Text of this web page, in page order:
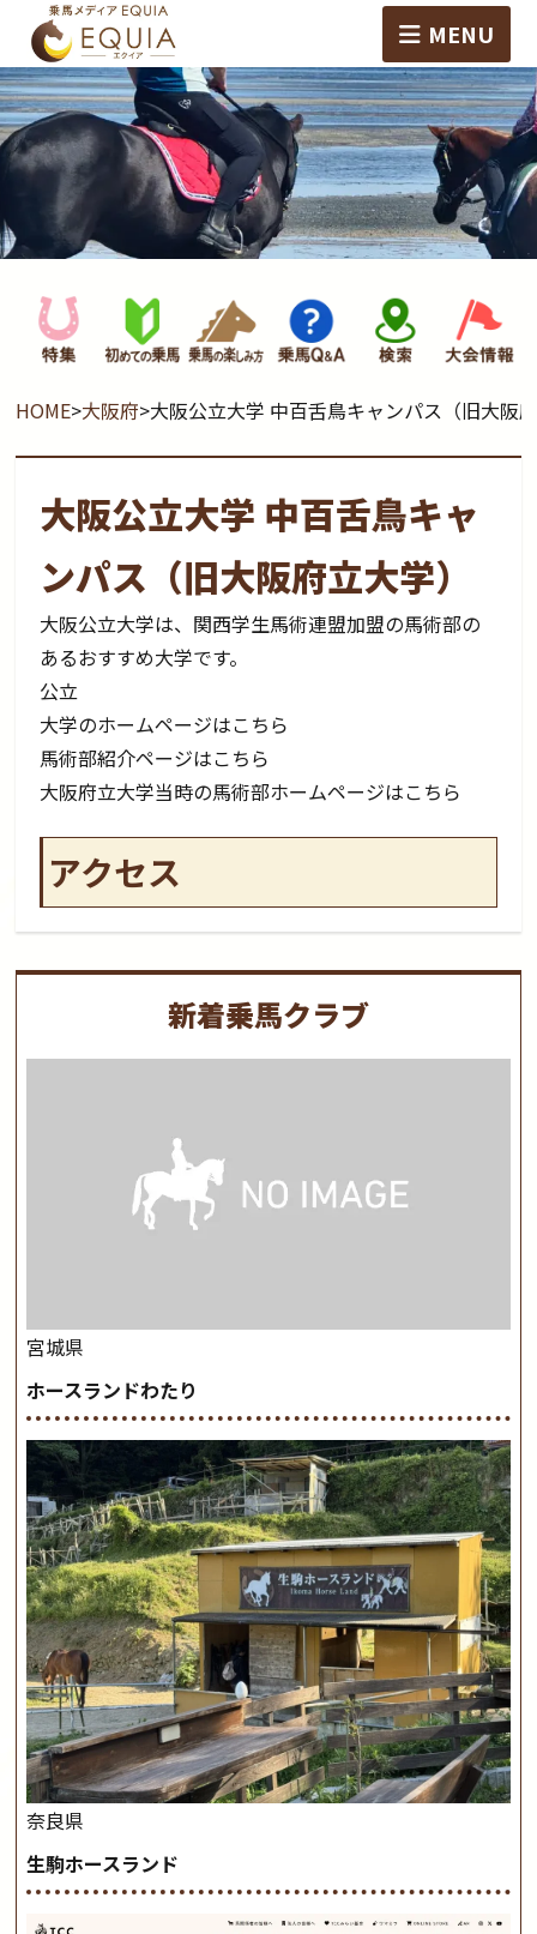
MENU
HOME>大阪府>大阪公立大学 中百舌鳥キャンパス（旧大阪
大阪公立大学 中百舌鳥キャ
ンパス（旧大阪府立大学）
大阪公立大学は、関西学生馬術連盟加盟の馬術部の
あるおすすめ大学です。
公立
大学のホームページはこちら
馬術部紹介ページはこちら
大阪府立大学当時の馬術部ホームページはこちら
アクセス
新着乗馬クラブ
宮城県
ホースランドわたり
奈良県
生駒ホースランド